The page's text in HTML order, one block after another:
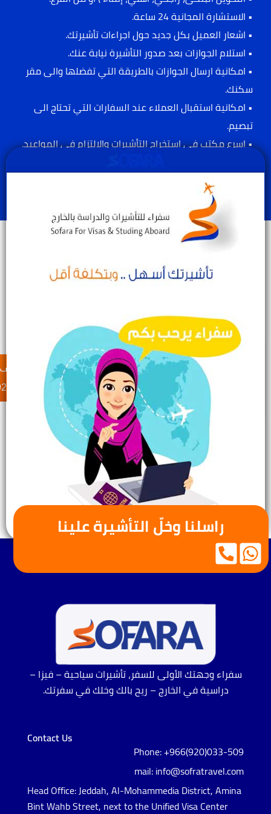
• الاستشارة المجانية 24 ساعة.
• اشعار العميل بكل جديد حول اجراءات تأشيرتك.
• استلام الجوازات بعد صدور التأشيرة نيابة عنك.
• امكانية ارسال الجوازات بالطريقة التي تفضلها والى مقر
سكنك.
• امكانية استقبال العملاء عند السفارات التي تحتاج الى
تبصيم.
• اسرع مكتب في إستخراج التأشيرات والالتزام في المواعيد.
• مع سفراء إستخرج تأشيرتك بسهولة.
لطلب الإستشارة
والحجز تواصل بنا
عبر الواتس
920033509
عبر الهاتف
920033509
راسلنا وخلّ التأشيرة علينا
سفراء وجهتك الأولى للسفر، تأشيرات سياحية – فيزا –
دراسية في الخارج – ريح بالك وخلك في سفرتك.
Contact Us
Phone: +966(920)033-509
mail: info@sofratravel.com
Head Office: Jeddah, Al-Mohammedia District, Amina
Bint Wahb Street, next to the Unified Visa Center